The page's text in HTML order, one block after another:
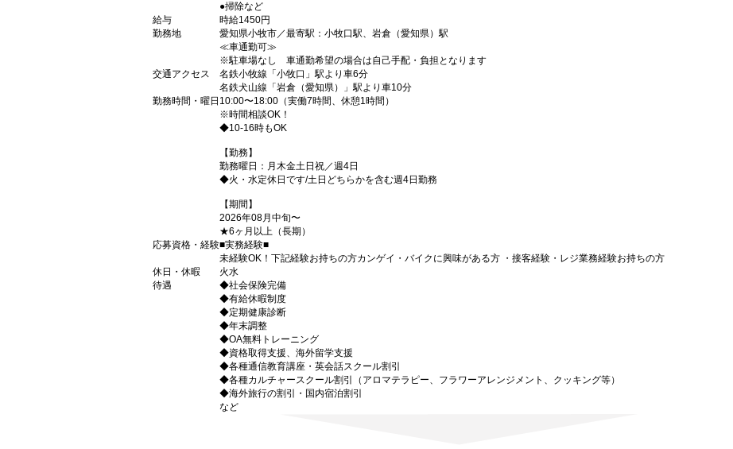
●掃除など
給与
時給1450円
勤務地
愛知県小牧市／最寄駅：小牧口駅、岩倉（愛知県）駅
≪車通勤可≫
※駐車場なし 車通勤希望の場合は自己手配・負担となります
交通アクセス
名鉄小牧線「小牧口」駅より車6分
名鉄犬山線「岩倉（愛知県）」駅より車10分
勤務時間・曜日 10:00〜18:00（実働7時間、休憩1時間）
※時間相談OK！
◆10-16時もOK
【勤務】
勤務曜日：月木金土日祝／週4日
◆火・水定休日です/土日どちらかを含む週4日勤務
【期間】
2026年08月中旬〜
★6ヶ月以上（長期）
応募資格・経験■実務経験■
未経験OK！下記経験お持ちの方カンゲイ・バイクに興味がある方 ・接客経験・レジ業務経験お持ちの方
休日・休暇
火水
待遇
◆社会保険完備
◆有給休暇制度
◆定期健康診断
◆年末調整
◆OA無料トレーニング
◆資格取得支援、海外留学支援
◆各種通信教育講座・英会話スクール割引
◆各種カルチャースクール割引（アロマテラピー、フラワーアレンジメント、クッキング等）
◆海外旅行の割引・国内宿泊割引
など